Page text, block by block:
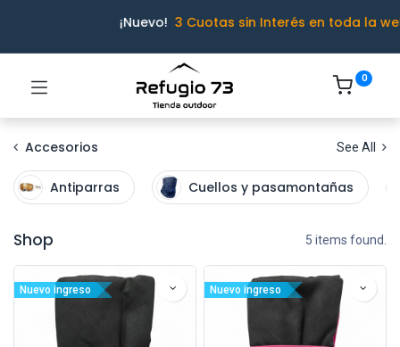
¡Nuevo! 3 Cuotas sin Interés en toda la
0
Accesorios See All
Antiparras Cuellos y pasamontañas
Shop 5 items found.
Nuevo ingreso Nuevo ingreso
Ivo · Refugio 73
● En línea